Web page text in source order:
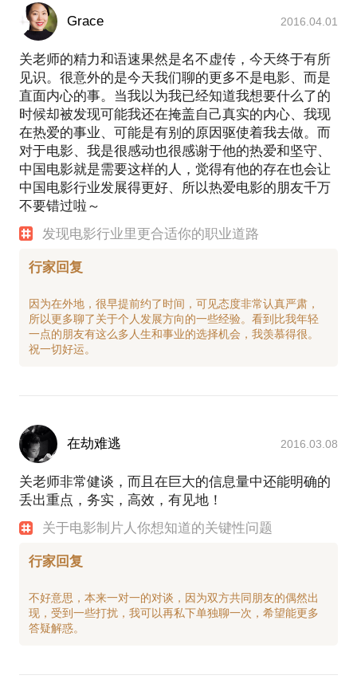
Grace 2016.04.01
关老师的精力和语速果然是名不虚传，今天终于有所
见识。很意外的是今天我们聊的更多不是电影、而是
直面内心的事。当我以为我已经知道我想要什么了的
时候却被发现可能我还在掩盖自己真实的内心、我现
在热爱的事业、可能是有别的原因驱使着我去做。而
对于电影、我是很感动也很感谢于他的热爱和坚守、
中国电影就是需要这样的人，觉得有他的存在也会让
中国电影行业发展得更好、所以热爱电影的朋友千万
不要错过啦～
发现电影行业里更合适你的职业道路
行家回复
因为在外地，很早提前约了时间，可见态度非常认真严肃，
所以更多聊了关于个人发展方向的一些经验。看到比我年轻
一点的朋友有这么多人生和事业的选择机会，我羡慕得很。
在劫难逃 2016.03.08
关老师非常健谈，而且在巨大的信息量中还能明确的
丢出重点，务实，高效，有见地！
关于电影制片人你想知道的关键性问题
行家回复
不好意思，本来一对一的对谈，因为双方共同朋友的偶然出
现，受到一些打扰，我可以再私下单独聊一次，希望能更多